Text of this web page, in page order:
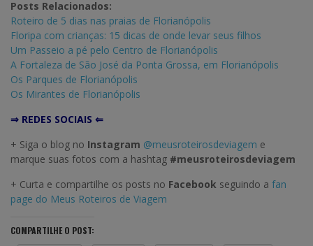
Posts Relacionados:
Roteiro de 5 dias nas praias de Florianópolis
Floripa com crianças: 15 dicas de onde levar seus filhos
Um Passeio a pé pelo Centro de Florianópolis
A Fortaleza de São José da Ponta Grossa, em Florianópolis
Os Parques de Florianópolis
Os Mirantes de Florianópolis
⇒ REDES SOCIAIS ⇐
+ Siga o blog no Instagram @meusroteirosdeviagem e
marque suas fotos com a hashtag #meusroteirosdeviagem
+ Curta e compartilhe os posts no Facebook seguindo a fan
page do Meus Roteiros de Viagem
COMPARTILHE O POST: